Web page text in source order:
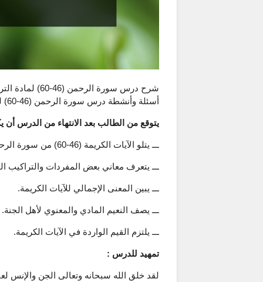
شرح درس سورة
أسئلة وأنشطة درس سورة الرحمن (46-60) للصف السابع للفصل الدراسي الثاني.
يتوقع من الطالب بعد الانتهاء من الدرس أن
ـــ يتلو الآيات الكريمة (46-60) من سورة الرحمن ، مراعيًا أحكام التجويد التي تعلمها.
ـــ يتعرف معاني بعض المفردات والتراكيب
ـــ يبين المعنى الإجمالي للآيات الكريمة.
ـــ يصف النعيم المادي والمعنوي لأهل الجنة.
ـــ يلتزم القيم الواردة في الآيات الكريمة.
تمهيد للدرس :
لقد خلق الله سبحانه وتعالى الجن والإنس